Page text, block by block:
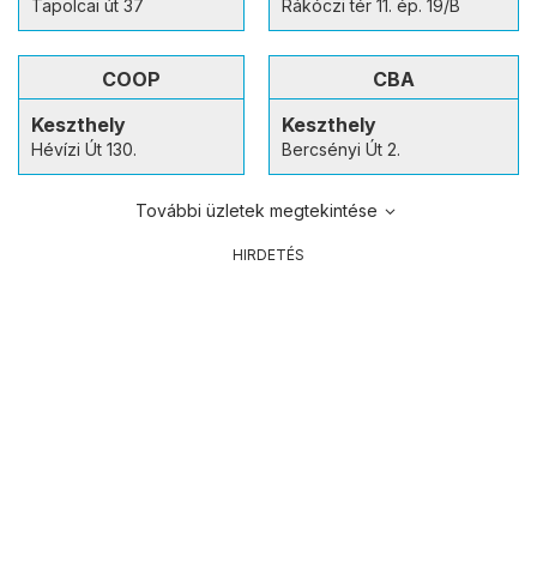
Tapolcai út 37 Rákóczi tér 11. ép. 19/B
COOP
Keszthely
Hévízi Út 130.
CBA
Keszthely
Bercsényi Út 2.
További üzletek megtekintése
HIRDETÉS